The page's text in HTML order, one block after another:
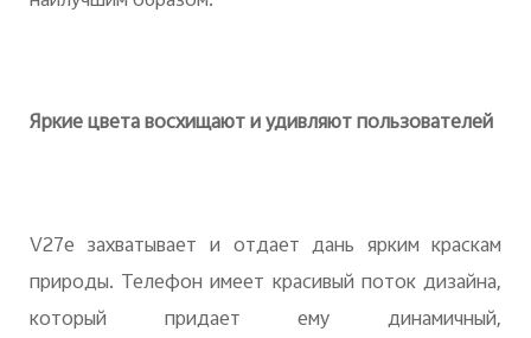
Яркие цвета восхищают и удивляют пользователей
V27e захватывает и отдает дань ярким краскам
природы. Телефон имеет красивый поток дизайна,
который придает ему динамичный,